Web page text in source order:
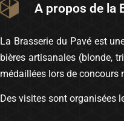
A propos de la
La Brasserie du Pavé est
bières artisanales (blonde,
médaillées lors de
Des visites sont organisées